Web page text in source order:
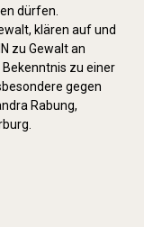
dürfen.
klären auf und
zu Gewalt an
Bekenntnis zu einer
gegen
Rabung,